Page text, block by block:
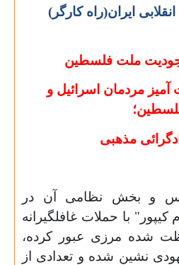
ایران(راه کارگر)
ملت فلسطین
مردمان اسرائیل و
مذهبی
و بخش نظامی آن در
با حملات غافلگیرانه
شده مرزی عبور کرده،
نشین شده و تعدادی از